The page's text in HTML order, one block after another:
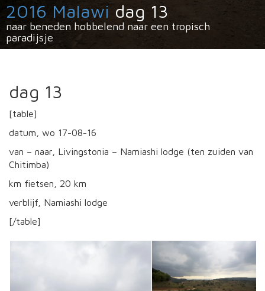
2016 Malawi dag 13
naar beneden hobbelend naar een tropisch
paradijsje
dag 13
[table]
datum, wo 17-08-16
van – naar, Livingstonia – Namiashi lodge (ten zuiden van
Chitimba)
km fietsen, 20 km
verblijf, Namiashi lodge
[/table]